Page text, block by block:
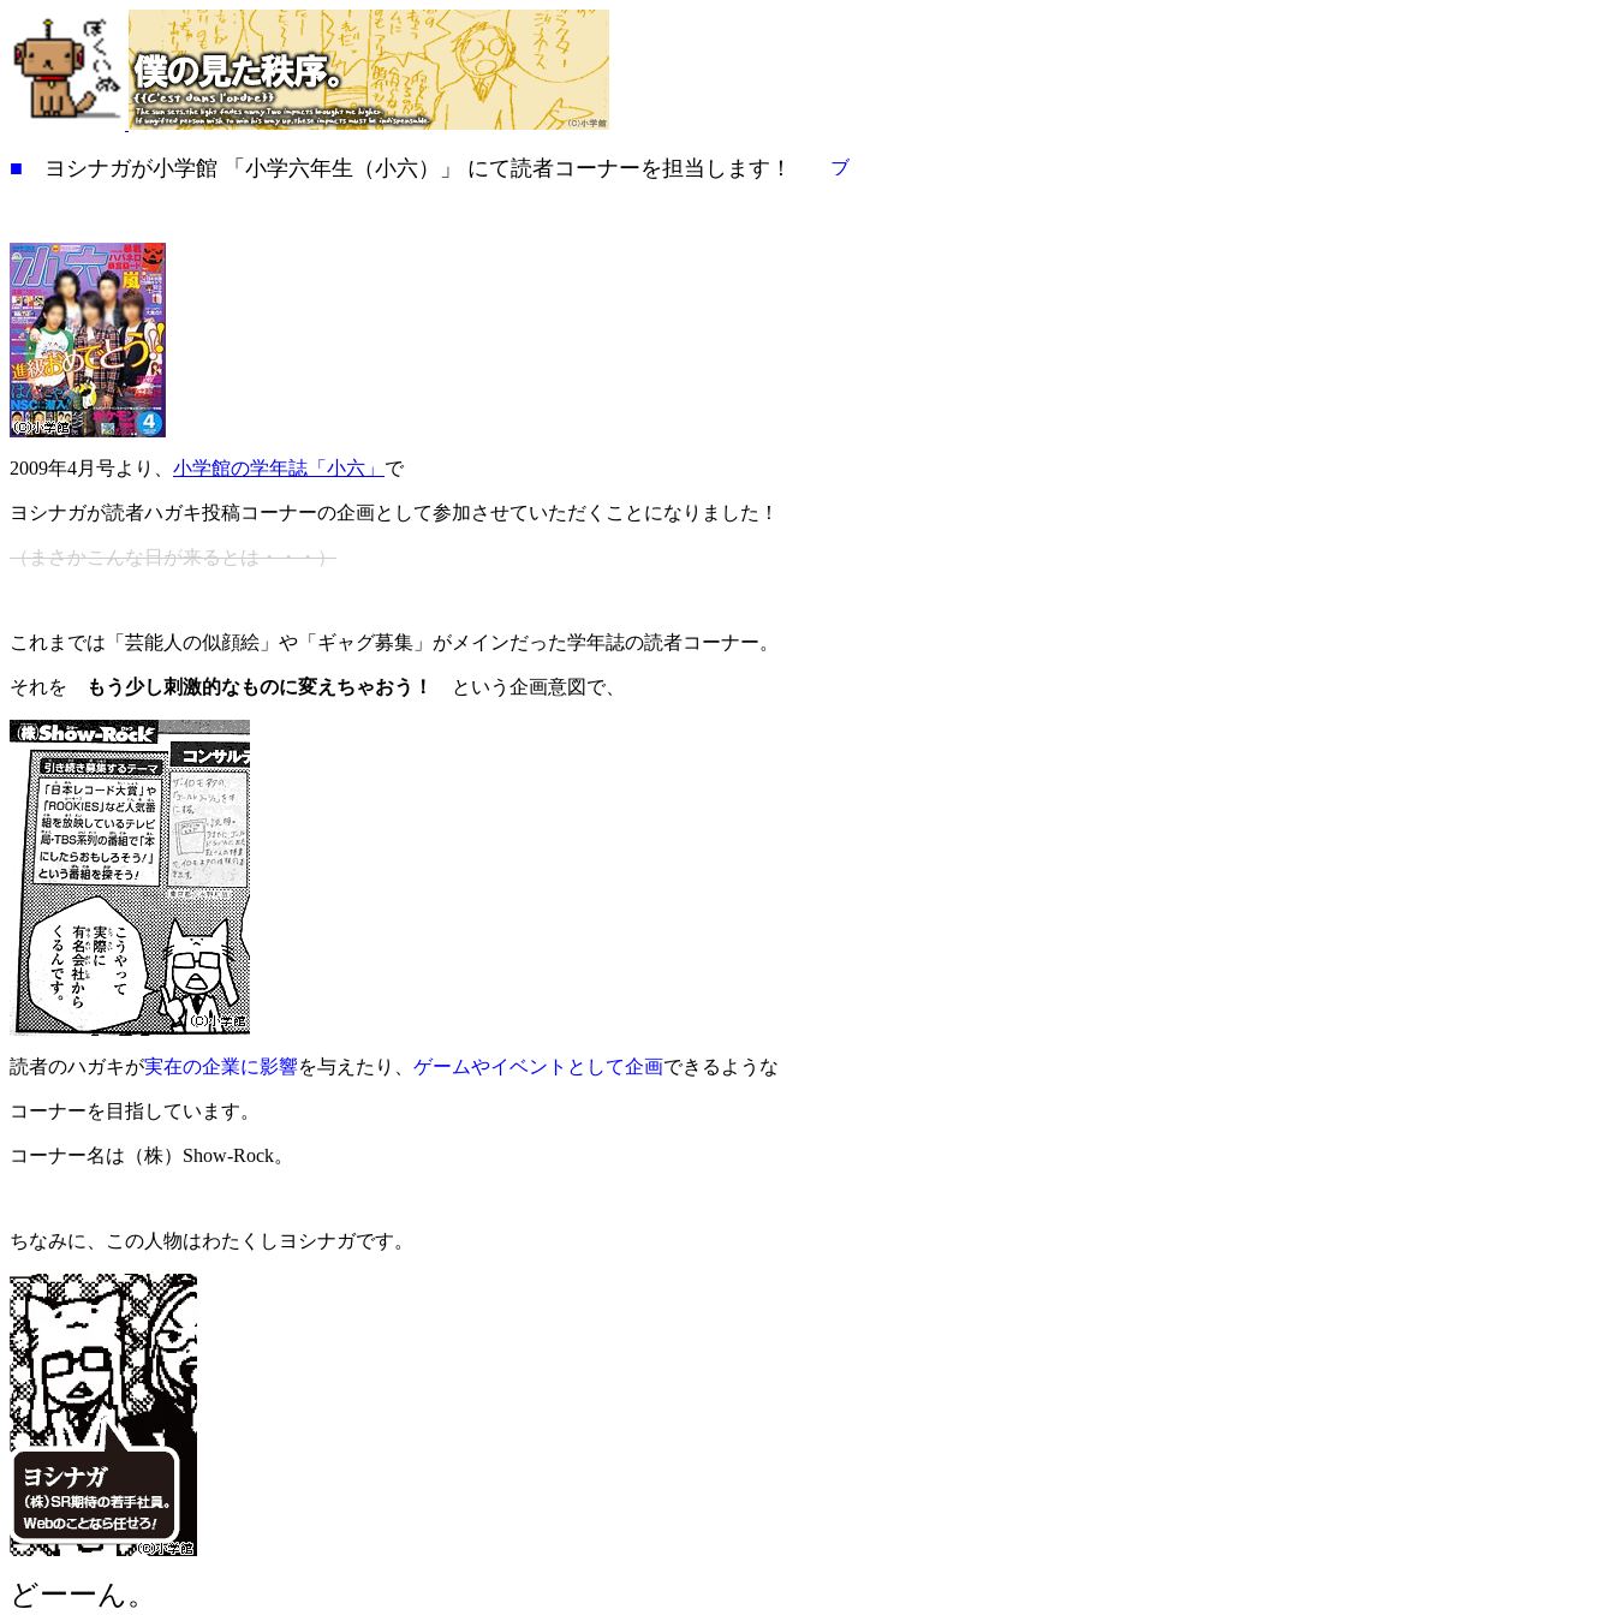
■ ヨシナガが小学館 「小学六年生（小六）」 にて読者コーナーを担当します！
2009年4月号より、 小学館の学年誌「小六」 で
ヨシナガが読者ハガキ投稿コーナーの企画として参加させていただくことになりました！
（まさかこんな日が来るとは・・・）
これまでは「芸能人の似顔絵」や「ギャグ募集」がメインだった学年誌の読者コーナー。
それを もう少し刺激的なものに変えちゃおう！ という企画意図で、
読者のハガキが実在の企業に影響を与えたり、 ゲームやイベントとして企画できるような
コーナーを目指しています。
コーナー名は（株）Show-Rock。
ちなみに、この人物はわたくしヨシナガです。
どーーん。